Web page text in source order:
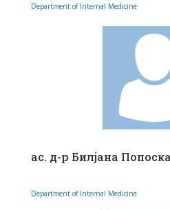
Department of Internal Medicine
ас. д-р Билјана
Department of Internal Medicine